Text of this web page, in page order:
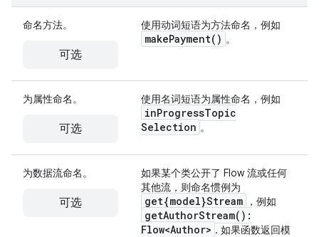
命名方法。
可选
使用动词短语为方法命名，例如
makePayment( ) 。
为属性命名。
可选
使用名词短语为属性命名，例如
inProgressTopic
Selection 。
为数据流命名。
可选
如果某个类公开了 Flow 流或任何
其他流，则命名惯例为
get{model}Stream ，例如
getAuthorStream( ):
Flow<Author> . 如果函数返回模